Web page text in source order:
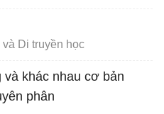
Di truyền học
khác nhau cơ bản
phân